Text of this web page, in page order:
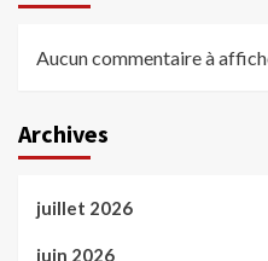
Aucun commentaire à
Archives
juillet 2026
juin 2026